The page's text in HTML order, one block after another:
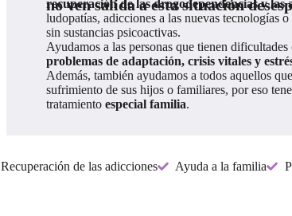
no ven salida a esta situación
recuperación de las drogodependencias y las
ludopatías, adicciones a las nuevas tecnologías
sin sustancias psicoactivas.
Ayudamos a las personas que tienen dificultades
problemas de adaptación, crisis vitales y
Además, también ayudamos a todos aquellos
sufrimiento de sus hijos o familiares, por eso
tratamientoespecial familia.
Recuperación de las adicciones Ayuda a la familia